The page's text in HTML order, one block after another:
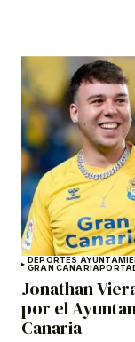
DEPORTES
GRAN CANARIA
Jonathan
por el
Canaria